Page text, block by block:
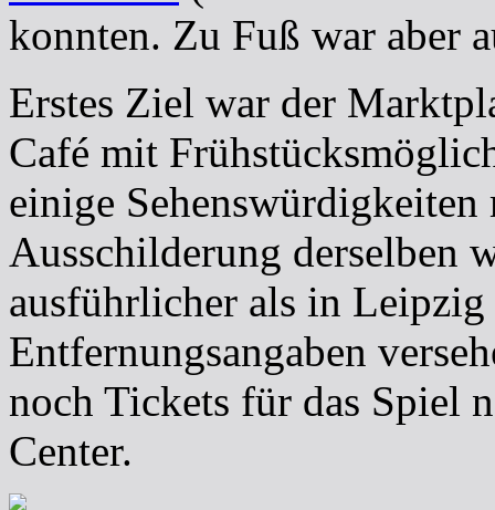
konnten. Zu Fuß war aber
Erstes Ziel war der
Café mit
einige
Ausschilderung derselben
ausführlicher als in
Entfernungsangaben
noch Tickets für das Spiel
Center.